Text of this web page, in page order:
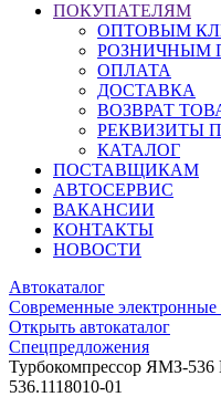
ПОКУПАТЕЛЯМ
ОПТОВЫМ
РОЗНИЧНЫМ
ОПЛАТА
ДОСТАВКА
ВОЗВРАТ
РЕКВИЗИТЫ
КАТАЛОГ
ПОСТАВЩИКАМ
АВТОСЕРВИС
ВАКАНСИИ
КОНТАКТЫ
НОВОСТИ
Автокаталог
Современные электронные
Открыть автокаталог
Спецпредложения
Турбокомпрессор ЯМЗ-
536.1118010-01